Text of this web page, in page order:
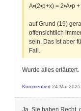
A•(2•p+x) = 2•A•p +
auf Grund (19)
offensichtlich
sein. Das ist aber
Fall.
Wurde alles erläutert.
Kommentiert 24 Mai 2025